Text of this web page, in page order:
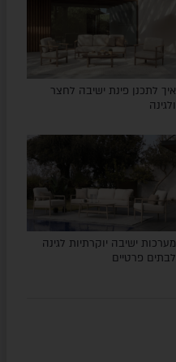
איך לתכנן פינת ישיבה לחצר
ולגינה
מערכות ישיבה יוקרתיות לגינה
לבתים פרטיים